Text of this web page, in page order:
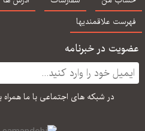
فهرست علاقمندیها
عضویت در خبرنامه
در شبكه های اجتماعی با ما همراه